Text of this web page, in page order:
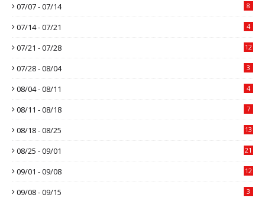
07/07 - 07/14 8
07/14 - 07/21 4
07/21 - 07/28 12
07/28 - 08/04 3
08/04 - 08/11 4
08/11 - 08/18 7
08/18 - 08/25 13
08/25 - 09/01 21
09/01 - 09/08 12
09/08 - 09/15 3